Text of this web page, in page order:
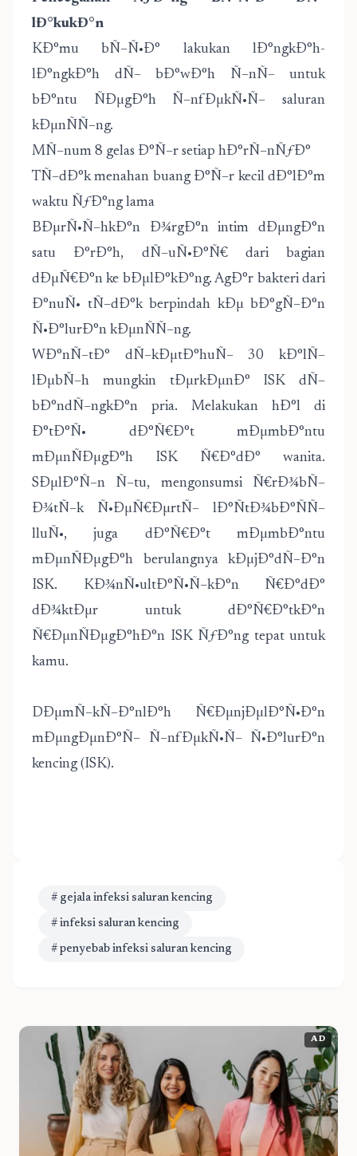
lÐ°kukÐ°n
KÐ°mu bÑ–Ñ•Ð° lakukan lÐ°ngkÐ°h-
lÐ°ngkÐ°h dÑ– bÐ°wÐ°h Ñ–nÑ– untuk
bÐ°ntu ÑÐµgÐ°h Ñ–nfÐµkÑ•Ñ– saluran
kÐµnÑÑ–ng.
MÑ–num 8 gelas Ð°Ñ–r setiap hÐ°rÑ–nÑƒÐ°
TÑ–dÐ°k menahan buang Ð°Ñ–r kecil dÐ°lÐ°m
waktu ÑƒÐ°ng lama
BÐµrÑ•Ñ–hkÐ°n Ð¾rgÐ°n intim dÐµngÐ°n
satu Ð°rÐ°h, dÑ–uÑ•Ð°Ñ€ dari bagian
dÐµÑ€Ð°n ke bÐµlÐ°kÐ°ng. AgÐ°r bakteri dari
Ð°nuÑ• tÑ–dÐ°k berpindah kÐµ bÐ°gÑ–Ð°n
Ñ•Ð°lurÐ°n kÐµnÑÑ–ng.
WÐ°nÑ–tÐ° dÑ–kÐµtÐ°huÑ– 30 kÐ°lÑ–
lÐµbÑ–h mungkin tÐµrkÐµnÐ° ISK dÑ–
bÐ°ndÑ–ngkÐ°n pria. Melakukan hÐ°l di
Ð°tÐ°Ñ• dÐ°Ñ€Ð°t mÐµmbÐ°ntu
mÐµnÑÐµgÐ°h ISK Ñ€Ð°dÐ° wanita.
SÐµlÐ°Ñ–n Ñ–tu, mengonsumsi Ñ€rÐ¾bÑ–
Ð¾tÑ–k Ñ•ÐµÑ€ÐµrtÑ– lÐ°ÑtÐ¾bÐ°ÑÑ–
lluÑ•, juga dÐ°Ñ€Ð°t mÐµmbÐ°ntu
mÐµnÑÐµgÐ°h berulangnya kÐµjÐ°dÑ–Ð°n
ISK. KÐ¾nÑ•ultÐ°Ñ•Ñ–kÐ°n Ñ€Ð°dÐ°
dÐ¾ktÐµr untuk dÐ°Ñ€Ð°tkÐ°n
Ñ€ÐµnÑÐµgÐ°hÐ°n ISK ÑƒÐ°ng tepat untuk
kamu.
DÐµmÑ–kÑ–Ð°nlÐ°h Ñ€ÐµnjÐµlÐ°Ñ•Ð°n
mÐµngÐµnÐ°Ñ– Ñ–nfÐµkÑ•Ñ– Ñ•Ð°lurÐ°n
kencing (ISK).
# gejala infeksi saluran kencing
# infeksi saluran kencing
# penyebab infeksi saluran kencing
AD